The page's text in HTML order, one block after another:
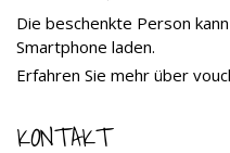
Die beschenkte Person
Smartphone laden.
Erfahren Sie mehr über
KONTAKT